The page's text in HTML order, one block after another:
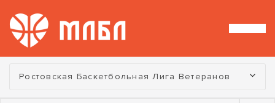
Турнир:
Ростовская Баскетбольная Лига Ветеранов